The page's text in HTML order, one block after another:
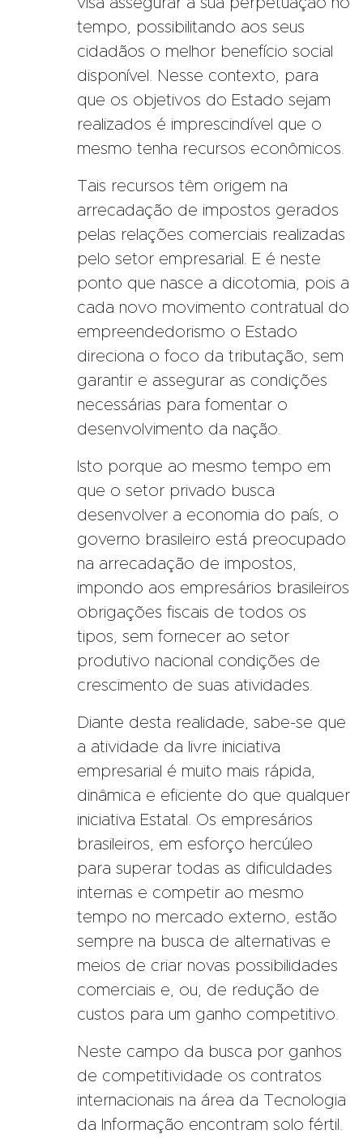
tempo, possibilitando aos seus
cidadãos o melhor benefício social
disponível. Nesse contexto, para
que os objetivos do Estado sejam
realizados é imprescindível que o
mesmo tenha recursos econômicos.
Tais recursos têm origem na
arrecadação de impostos gerados
pelas relações comerciais realizadas
pelo setor empresarial. E é neste
ponto que nasce a dicotomia, pois a
cada novo movimento contratual do
empreendedorismo o Estado
direciona o foco da tributação, sem
garantir e assegurar as condições
necessárias para fomentar o
desenvolvimento da nação.
Isto porque ao mesmo tempo em
que o setor privado busca
desenvolver a economia do país, o
governo brasileiro está preocupado
na arrecadação de impostos,
impondo aos empresários brasileiros
obrigações fiscais de todos os
tipos, sem fornecer ao setor
produtivo nacional condições de
crescimento de suas atividades.
Diante desta realidade, sabe-se que
a atividade da livre iniciativa
empresarial é muito mais rápida,
dinâmica e eficiente do que qualquer
iniciativa Estatal. Os empresários
brasileiros, em esforço hercúleo
para superar todas as dificuldades
internas e competir ao mesmo
tempo no mercado externo, estão
sempre na busca de alternativas e
meios de criar novas possibilidades
comerciais e, ou, de redução de
custos para um ganho competitivo.
Neste campo da busca por ganhos
de competitividade os contratos
internacionais na área da Tecnologia
da Informação encontram solo fértil.